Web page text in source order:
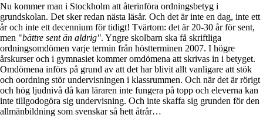
Nu kommer man i Stockholm att återinföra ordningsbetyg i
grundskolan. Det sker redan nästa läsår. Och det är inte en dag, inte ett
år och inte ett decennium för tidigt! Tvärtom: det är 20-30 år för sent,
men "bättre sent än aldrig". Yngre skolbarn ska få skriftliga
ordningsomdömen varje termin från höstterminen 2007. I högre
årskurser och i gymnasiet kommer omdömena att skrivas in i betyget.
Omdömena införs på grund av att det har blivit allt vanligare att stök
och oordning stör undervisningen i klassrummen. Och när det är rörigt
och hög ljudnivå då kan läraren inte fungera på topp och eleverna kan
inte tillgodogöra sig undervisning. Och inte skaffa sig grunden för den
allmänbildning som svenskar så hett åtrår…